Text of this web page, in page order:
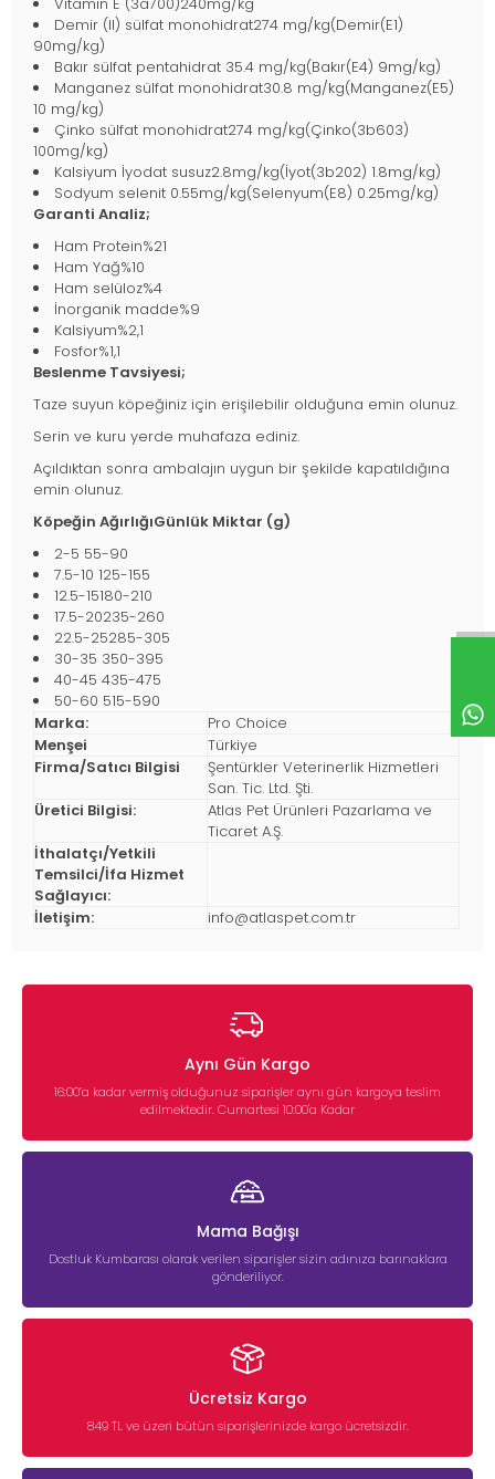
Demir (II) sülfat monohidrat274 mg/kg(Demir(E1)
90mg/kg)
Bakır sülfat pentahidrat 35.4 mg/kg(Bakır(E4) 9mg/kg)
Manganez sülfat monohidrat30.8 mg/kg(Manganez(E5)
10 mg/kg)
Çinko sülfat monohidrat274 mg/kg(Çinko(3b603)
100mg/kg)
Kalsiyum İyodat susuz2.8mg/kg(İyot(3b202) 1.8mg/kg)
Sodyum selenit 0.55mg/kg(Selenyum(E8) 0.25mg/kg)
Garanti Analiz;
Ham Protein%21
Ham Yağ%10
Ham selüloz%4
İnorganik madde%9
Kalsiyum%2,1
Fosfor%1,1
Beslenme Tavsiyesi;
Taze suyun köpeğiniz için erişilebilir olduğuna emin olunuz.
Serin ve kuru yerde muhafaza ediniz.
Açıldıktan sonra ambalajın uygun bir şekilde kapatıldığına
emin olunuz.
Köpeğin AğırlığıGünlük Miktar (g)
2-5 55-90
7.5-10 125-155
12.5-15180-210
17.5-20235-260
22.5-25285-305
30-35 350-395
40-45 435-475
50-60 515-590
Marka:
Pro Choice
Menşei
Türkiye
Firma/Satıcı Bilgisi
Şentürkler Veterinerlik Hizmetleri
San. Tic. Ltd. Şti.
Üretici Bilgisi:
Atlas Pet Ürünleri Pazarlama ve
Ticaret A.Ş.
İthalatçı/Yetkili
Temsilci/İfa Hizmet
Sağlayıcı:
İletişim:
info@atlaspet.com.tr
Aynı Gün Kargo
16:00’a kadar vermiş olduğunuz siparişler aynı gün kargoya teslim
edilmektedir. Cumartesi 10:00'a Kadar
Mama Bağışı
Dostluk Kumbarası olarak verilen siparişler sizin adınıza barınaklara
gönderiliyor.
Ücretsiz Kargo
849 TL ve üzeri bütün siparişlerinizde kargo ücretsizdir.